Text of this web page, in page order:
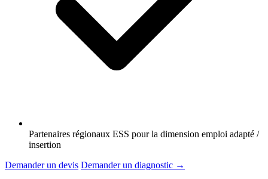
Partenaires régionaux ESS pour la dimension emploi adapté /
insertion
Demander un devis Demander un diagnostic →